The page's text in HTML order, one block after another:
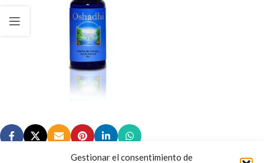
Gestionar el consentimiento de